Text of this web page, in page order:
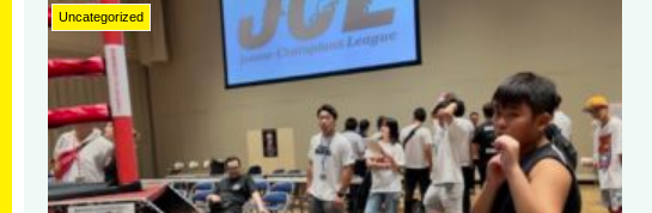
Uncategorized